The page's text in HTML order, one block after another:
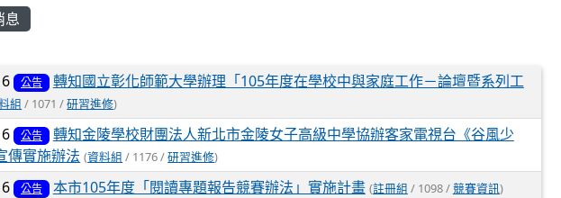
息
表
公告
轉知國立彰化師範大學辦理「105年度在學校中與家庭工作－論壇暨系列工
組 / 1071 /研習進修)
公告
轉知金陵學校財團法人新北市金陵女子高級中學協辦客家電視台《谷風少
傳實施辦法 (資料組 / 1176 /研習進修)
公告 本市105年度「閱讀專題報告競賽辦法」實施計畫 (註冊組 / 1098 /競賽資訊)
kjjhsnews/%E9%A6%96%E9%A0%81
kjjhsnews/%E9%A6%96%E9%A0%81